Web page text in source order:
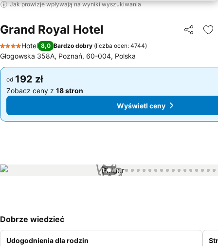
Jak prowizje wpływają na wyniki wyszukiwania
Grand Royal Hotel
4 Kategoria
Hotel 8,0 Bardzo dobry (liczba ocen: 4744)
Głogowska 358A, Poznań, 60-004, Polska
od 192 zł
Zobacz ceny z 18 stron
Wyświetl ceny
od 192 zł
Zobacz ceny z 18 stron
Wyświetl ceny
1 / 52
Dobrze wiedzieć
Udogodnienia dla rodzin